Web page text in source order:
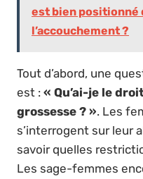
est bien positionné
l’accouchement ?
Tout d’abord, une
est : « Qu’ai-je le
grossesse ? ». Les
s’interrogent sur leur
savoir quelles
Les sage-femmes